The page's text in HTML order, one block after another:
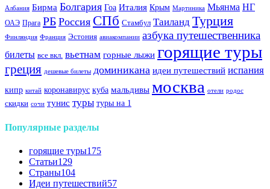
Албания Бирма Болгария Гоа Италия Крым Мартиника Мьянма НГ
ОАЭ Прага РБ Россия СПб Стамбул Таиланд Турция
Финляндия Франция Эстония авиакомпании азбука путешественника
билеты все вкл. вьетнам горные лыжи горящие туры
греция дешевые билеты доминикана идеи путешествий испания
кипр китай коронавирус куба мальдивы москва отели родос
скидки сочи тунис туры туры на 1
Популярные разделы
горящие туры175
Статьи129
Страны104
Идеи путешествий57